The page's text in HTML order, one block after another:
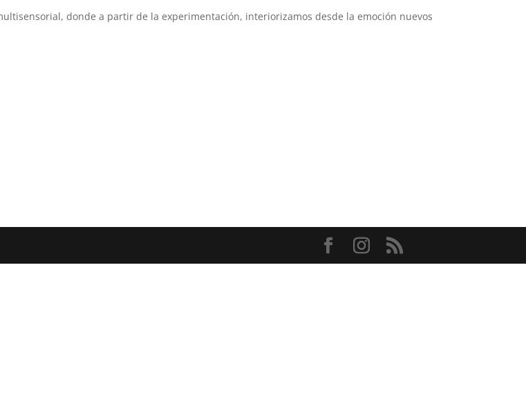
donde a partir de la experimentación, interiorizamos desde la emoción nuevos